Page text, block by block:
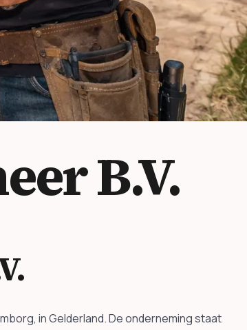
B.V.
in Gelderland. De onderneming staat